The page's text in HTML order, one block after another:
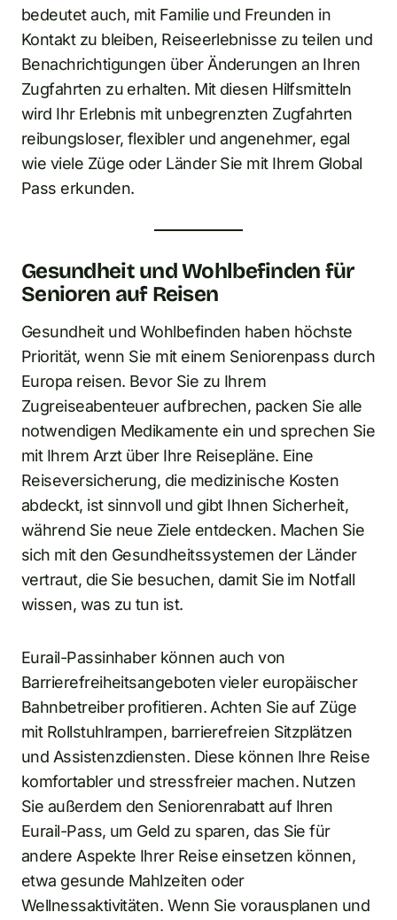
bedeutet auch, mit Familie und Freunden in
Kontakt zu bleiben, Reiseerlebnisse zu teilen und
Benachrichtigungen über Änderungen an Ihren
Zugfahrten zu erhalten. Mit diesen Hilfsmitteln
wird Ihr Erlebnis mit unbegrenzten Zugfahrten
reibungsloser, flexibler und angenehmer, egal
wie viele Züge oder Länder Sie mit Ihrem Global
Pass erkunden.
Gesundheit und Wohlbefinden für
Senioren auf Reisen
Gesundheit und Wohlbefinden haben höchste
Priorität, wenn Sie mit einem Seniorenpass durch
Europa reisen. Bevor Sie zu Ihrem
Zugreiseabenteuer aufbrechen, packen Sie alle
notwendigen Medikamente ein und sprechen Sie
mit Ihrem Arzt über Ihre Reisepläne. Eine
Reiseversicherung, die medizinische Kosten
abdeckt, ist sinnvoll und gibt Ihnen Sicherheit,
während Sie neue Ziele entdecken. Machen Sie
sich mit den Gesundheitssystemen der Länder
vertraut, die Sie besuchen, damit Sie im Notfall
wissen, was zu tun ist.
Eurail-Passinhaber können auch von
Barrierefreiheitsangeboten vieler europäischer
Bahnbetreiber profitieren. Achten Sie auf Züge
mit Rollstuhlrampen, barrierefreien Sitzplätzen
und Assistenzdiensten. Diese können Ihre Reise
komfortabler und stressfreier machen. Nutzen
Sie außerdem den Seniorenrabatt auf Ihren
Eurail-Pass, um Geld zu sparen, das Sie für
andere Aspekte Ihrer Reise einsetzen können,
etwa gesunde Mahlzeiten oder
Wellnessaktivitäten. Wenn Sie vorausplanen und